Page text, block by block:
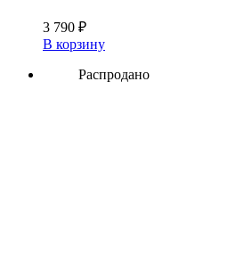
3 790 ₽
В корзину
Распродано